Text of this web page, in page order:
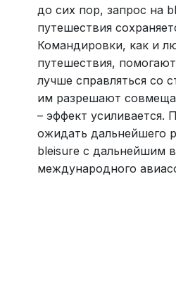
до сих пор, запрос на
путешествия
Командировки, как и
путешествия,
лучше справляться со
им разрешают
– эффект усиливается.
ожидать дальнейшего
bleisure с дальнейшим
международного